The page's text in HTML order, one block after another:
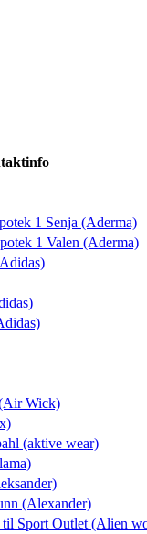
1 Senja (Aderma)
1 Valen (Aderma)
Wick)
(aktive wear)
(Alexander)
til Sport Outlet (Alien